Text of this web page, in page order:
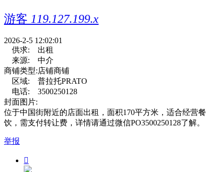
游客 119.127.199.x
2026-2-5 12:02:01
供求:
出租
来源:
中介
商铺类型:店铺商铺
区域:
普拉托PRATO
电话:
3500250128
封面图片:
位于中国街附近的店面出租，面积170平方米，适合经营餐
饮，需支付转让费，详情请通过微信PO3500250128了解。
举报
